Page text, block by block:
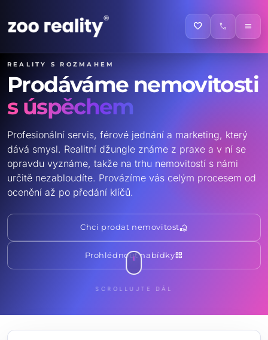
favorite call menu
Reality s rozmahem
Prodáváme nemovitosti
s úspěchem
Profesionální servis, férové jednání a marketing, který
dává smysl. Realitní džungle známe z praxe a v ní se
opravdu vyznáme, takže na trhu nemovitostí s námi
určitě nezabloudíte. Provázíme vás celým procesem od
ocenění až po předání klíčů.
Chci prodat nemovitostreal_estate_agent
Prohlédnout nabídkygrid_view
SCROLLUJTE DÁL